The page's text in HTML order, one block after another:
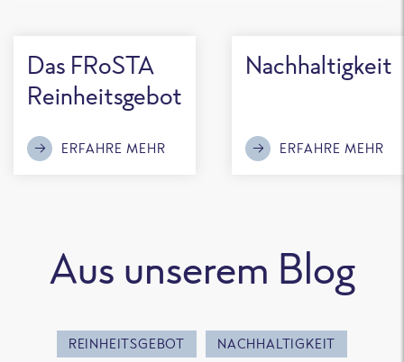
Das FRoSTA
Reinheitsgebot
ERFAHRE MEHR
Nachhaltigkeit
ERFAHRE MEHR
Aus unserem Blog
REINHEITSGEBOT NACHHALTIGKEIT